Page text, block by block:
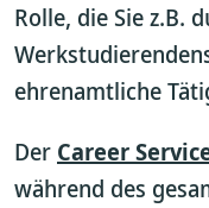
Rolle, die Sie z.B.
ehrenamtliche
Der Career
während des